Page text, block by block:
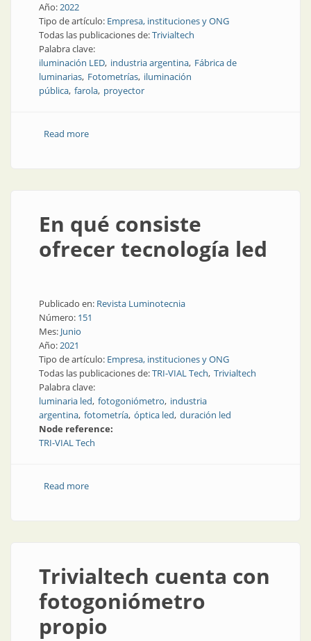
Año:2022
Tipo de artículo: Empresa, instituciones y ONG
Todas las publicaciones de:Trivialtech
Palabra clave:
iluminación LED industria argentina Fábrica de
luminarias Fotometrías iluminación
pública farola proyector
Read moreabout Iluminación y sustentabilidad
En qué consiste
ofrecer tecnología led
Publicado en: Revista Luminotecnia
Número: 151
Mes: Junio
Año:2021
Tipo de artículo: Empresa, instituciones y ONG
Todas las publicaciones de:TRI-VIAL Tech Trivialtech
Palabra clave:
luminaria led fotogoniómetro industria
argentina fotometría óptica led duración led
Node reference:
TRI-VIAL Tech
Read moreabout En qué consiste ofrecer tecnología led
Trivialtech cuenta con
fotogoniómetro
propio